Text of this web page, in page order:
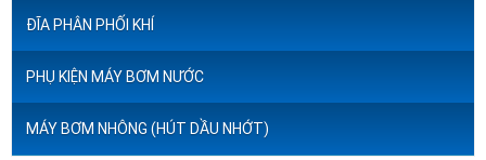
ĐĨA PHÂN PHỐI KHÍ
PHỤ KIỆN MÁY BƠM NƯỚC
MÁY BƠM NHÔNG (HÚT DẦU NHỚT)